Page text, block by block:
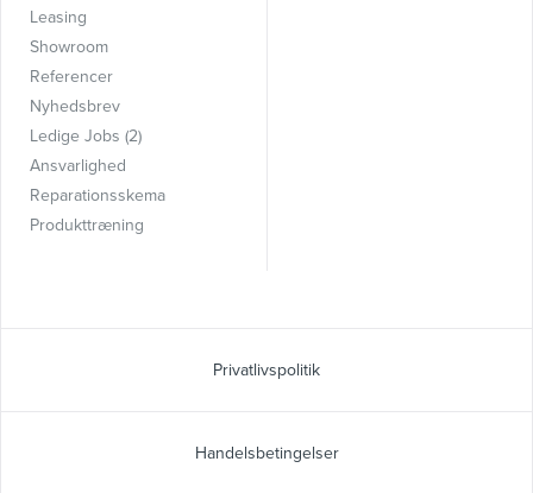
Leasing
Showroom
Referencer
Nyhedsbrev
Ledige Jobs (2)
Ansvarlighed
Reparationsskema
Produkttræning
Privatlivspolitik
Handelsbetingelser